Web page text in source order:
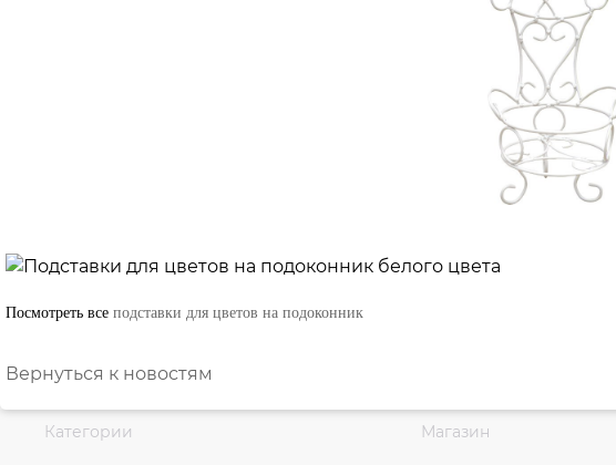
Посмотреть все подставки для цветов на подоконник
Вернуться к новостям
Категории Магазин